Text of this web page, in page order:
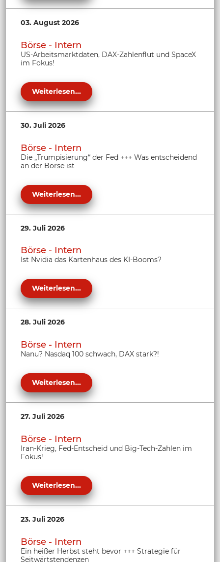
03. August 2026
Börse - Intern
US-Arbeitsmarktdaten, DAX-Zahlenflut und SpaceX
im Fokus!
Weiterlesen...
30. Juli 2026
Börse - Intern
Die „Trumpisierung“ der Fed +++ Was entscheidend
an der Börse ist
Weiterlesen...
29. Juli 2026
Börse - Intern
Ist Nvidia das Kartenhaus des KI-Booms?
Weiterlesen...
28. Juli 2026
Börse - Intern
Nanu? Nasdaq 100 schwach, DAX stark?!
Weiterlesen...
27. Juli 2026
Börse - Intern
Iran-Krieg, Fed-Entscheid und Big-Tech-Zahlen im
Fokus!
Weiterlesen...
23. Juli 2026
Börse - Intern
Ein heißer Herbst steht bevor +++ Strategie für
Seitwärtstendenzen